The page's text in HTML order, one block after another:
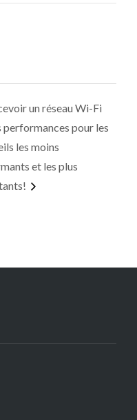
un réseau Wi-Fi
performances pour les
les moins
et les plus